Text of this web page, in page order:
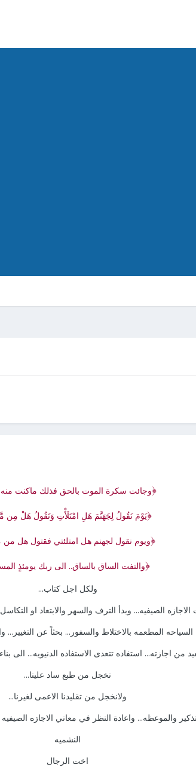
﴿وجائت سكرة الموت بالحق فذلك ماكنت منه
﴿يَوْمَ نَقُولُ لِجَهَنَّمَ هَلِ امْتَلَأْتِ وَتَقُولُ هَلْ مِن
﴿ويوم نقول لجهنم هل امتلئتي فقتول هل من
﴿والتفت الساق بالساق.. الى ربك يومئذٍ
ولكل اجل كتاب...
الاجازه الصيفيه... وبدأ الترف والسهر والابتعاد او
المطعمه بالاختلاط والسفور... بحثاً عن التغيير...
من اجازته... استفاده تتعدى الاستفاده الدنيويه... الى
نخجل من طبع ساد علينا...
ولانخجل من تقليدنا الاعمى لغيرنا...
والموعظه... واعادة النظر في معاني الاجازه الصيفيه
النشميه
اخت الرجال